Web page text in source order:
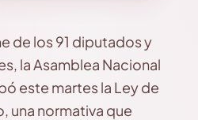
de los 91 diputados y
la Asamblea Nacional
este martes la Ley de
una normativa que